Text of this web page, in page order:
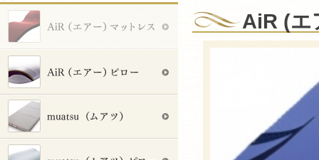
AiR (エ